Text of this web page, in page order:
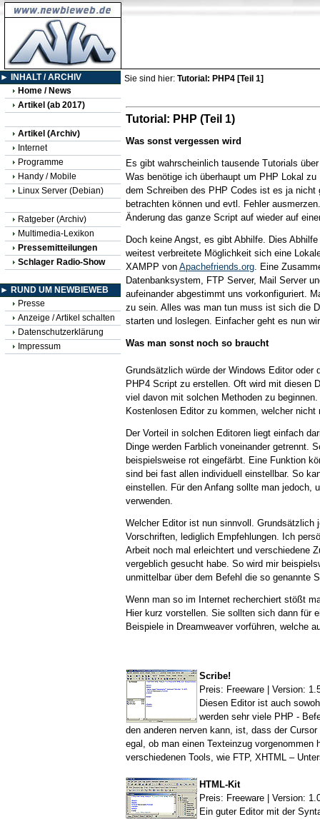
► INHALT / ARCHIV
Home / News
Artikel (ab 2017)
Artikel (Archiv)
Internet
Programme
Handy / Mobile
Linux Server (Debian)
Ratgeber (Archiv)
Multimedia-Lexikon
Pressemitteilungen
Schlager Radio-Show
► RUND UM NEWBIEWEB
Presse
Anzeige / Artikel schalten
Datenschutzerklärung
Impressum
Sie sind hier: Tutorial: PHP4 [Teil 1]
Tutorial: PHP (Teil 1)
Was sonst vergessen wird
Es gibt wahrscheinlich tausende Tutorials
Was benötige ich überhaupt um PHP Lokal
dem Schreiben des PHP Codes ist es ja
betrachten können und evtl. Fehler
Änderung das ganze Script auf wieder auf
Doch keine Angst, es gibt Abhilfe. Dies
weitest verbreitete Möglichkeit sich eine
XAMPP von Apachefriends.org. Eine
Datenbanksystem, FTP Server, Mail Server
aufeinander abgestimmt uns vorkonfiguriert.
zu sein. Alles was man tun muss ist sich die
starten und loslegen. Einfacher geht es nun
Was man sonst noch so braucht
Grundsätzlich würde der Windows Editor
PHP4 Script zu erstellen. Oft wird mit diesen
viel davon mit solchen Methoden zu
Kostenlosen Editor zu kommen, welcher
Der Vorteil in solchen Editoren liegt einfach
Dinge werden Farblich voneinander getrennt.
beispielsweise rot eingefärbt. Eine Funktion
sind bei fast allen individuell einstellbar. So
einstellen. Für den Anfang sollte man jedoch,
verwenden.
Welcher Editor ist nun sinnvoll.
Vorschriften, lediglich Empfehlungen. Ich
Arbeit noch mal erleichtert und verschiedene
vergeblich gesucht habe. So wird mir
unmittelbar über dem Befehl die so genannte
Wenn man so im Internet recherchiert stößt
Hier kurz vorstellen. Sie sollten sich dann für
Beispiele in Dreamweaver vorführen, welche
Scribe!
Preis: Freeware | Version:
Diesen Editor ist auch
werden sehr viele PHP -
den anderen nerven kann, ist, dass der
egal, ob man einen Texteinzug
verschiedenen Tools, wie FTP, XHTML –
HTML-Kit
Preis: Freeware | Version:
Ein guter Editor mit der